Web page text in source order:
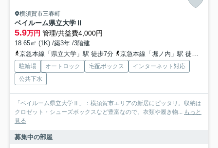
横須賀市三春町
ベイルーム県立大学Ⅱ
5.9万円 管理/共益費4,000円
18.65㎡ (1K) /築3年 /3階建
京急本線「県立大学」駅 徒歩7分
京急本線「堀ノ内」駅 徒歩8分
駐輪場 オートロック 宅配ボックス
インターネット対応
公共下水
「ベイルーム県立大学Ⅱ」：横須賀市エリアの新居にピッタリ。収納は
クロゼット・シューズボックスなど豊富なので、衣類や履き物... もっと
見る
募集中の部屋